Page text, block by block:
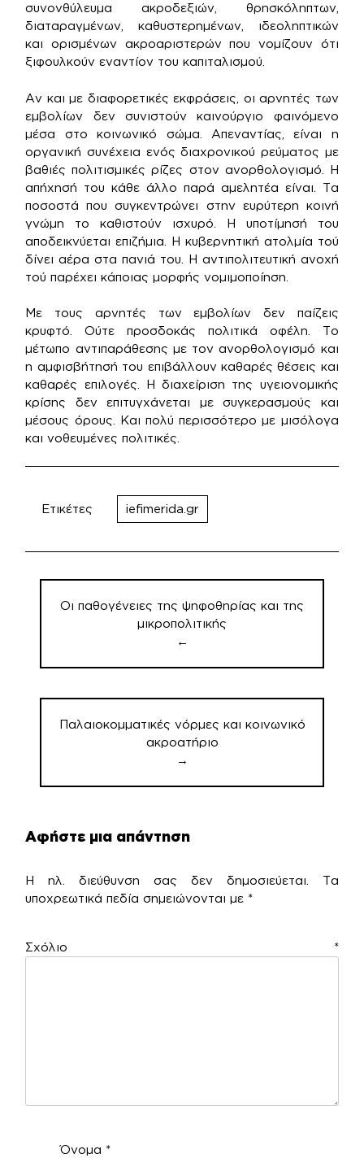
συνονθύλευμα ακροδεξιών, θρησκόληπτων,
διαταραγμένων, καθυστερημένων, ιδεοληπτικών
και ορισμένων ακροαριστερών που νομίζουν ότι
ξιφουλκούν εναντίον του καπιταλισμού.
Αν και με διαφορετικές εκφράσεις, οι αρνητές των
εμβολίων δεν συνιστούν καινούργιο φαινόμενο
μέσα στο κοινωνικό σώμα. Απεναντίας, είναι η
οργανική συνέχεια ενός διαχρονικού ρεύματος με
βαθιές πολιτισμικές ρίζες στον ανορθολογισμό. Η
απήχησή του κάθε άλλο παρά αμελητέα είναι. Τα
ποσοστά που συγκεντρώνει στην ευρύτερη κοινή
γνώμη το καθιστούν ισχυρό. Η υποτίμησή του
αποδεικνύεται επιζήμια. Η κυβερνητική ατολμία τού
δίνει αέρα στα πανιά του. Η αντιπολιτευτική ανοχή
τού παρέχει κάποιας μορφής νομιμοποίηση.
Με τους αρνητές των εμβολίων δεν παίζεις
κρυφτό. Ούτε προσδοκάς πολιτικά οφέλη. Το
μέτωπο αντιπαράθεσης με τον ανορθολογισμό και
η αμφισβήτησή του επιβάλλουν καθαρές θέσεις και
καθαρές επιλογές. Η διαχείριση της υγειονομικής
κρίσης δεν επιτυγχάνεται με συγκερασμούς και
μέσους όρους. Και πολύ περισσότερο με μισόλογα
και νοθευμένες πολιτικές.
Ετικέτες iefimerida.gr
Πλοήγηση
άρθρων
Οι παθογένειες της ψηφοθηρίας και της
μικροπολιτικής
←
Παλαιοκομματικές νόρμες και κοινωνικό
ακροατήριο
→
Αφήστε μια απάντηση
Η ηλ. διεύθυνση σας δεν δημοσιεύεται.
Τα
υποχρεωτικά πεδία σημειώνονται με *
Σχόλιο *
Όνομα *